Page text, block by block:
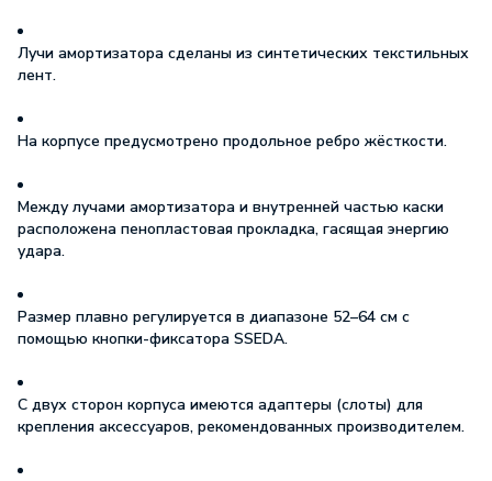
Лучи амортизатора сделаны из синтетических текстильных
лент.
На корпусе предусмотрено продольное ребро жёсткости.
Между лучами амортизатора и внутренней частью каски
расположена пенопластовая прокладка, гасящая энергию
удара.
Размер плавно регулируется в диапазоне 52–64 см с
помощью кнопки-фиксатора SSEDA.
С двух сторон корпуса имеются адаптеры (слоты) для
крепления аксессуаров, рекомендованных производителем.